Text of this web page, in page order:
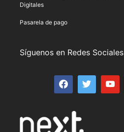
Digitales
Pasarela de pago
Síguenos en Redes Sociales